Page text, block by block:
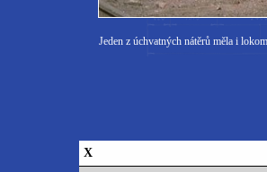
Jeden z úchvatných nátěrů měla i
X